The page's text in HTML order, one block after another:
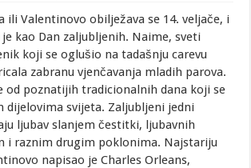
ili Valentinovo obilježava se 14. veljače, i
kao Dan zaljubljenih. Naime, sveti
koji se oglušio na tadašnju carevu
zabranu vjenčavanja mladih parova.
od poznatijih tradicionalnih dana koji se
dijelovima svijeta. Zaljubljeni jedni
ljubav slanjem čestitki, ljubavnih
i raznim drugim poklonima. Najstariju
napisao je Charles Orleans,